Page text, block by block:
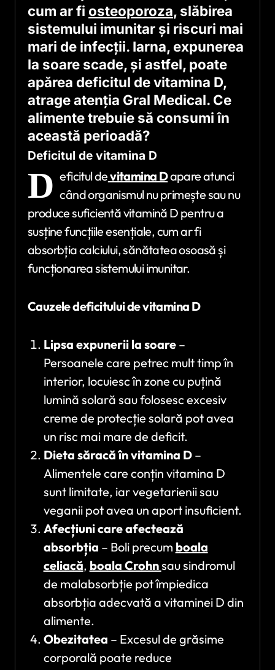
cum ar fi osteoporoza, slăbirea
sistemului imunitar și riscuri mai
mari de infecții. Iarna, expunerea
la soare scade, și astfel, poate
apărea deficitul de vitamina D,
atrage atenția Gral Medical. Ce
alimente trebuie să consumi în
această perioadă?
Deficitul de vitamina D
D eficitul devitamina Dapare atunci
când organismul nu primește sau nu
produce suficientă vitamină D pentru a
susține funcțiile esențiale, cum ar fi
absorbția calciului, sănătatea osoasă și
funcționarea sistemului imunitar.
Cauzele deficitului de vitamina D
Lipsa expunerii la soare–
Persoanele care petrec mult timp în
interior, locuiesc în zone cu puțină
lumină solară sau folosesc excesiv
creme de protecție solară pot avea
un risc mai mare de deficit.
Dieta săracă în vitamina D–
Alimentele care conțin vitamina D
sunt limitate, iar vegetarienii sau
veganii pot avea un aport insuficient.
Afecțiuni care afectează
absorbția – Boli precum boala
celiacă, boala Crohnsau sindromul
de malabsorbție pot împiedica
absorbția adecvată a vitaminei D din
alimente.
Obezitatea – Excesul de grăsime
corporală poate reduce